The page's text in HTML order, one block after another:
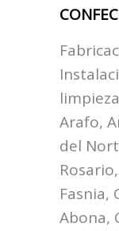
Arafo,
del
Fasnia,
Abona,